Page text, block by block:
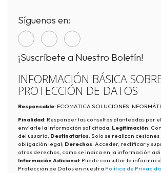
Síguenos en:
¡Suscríbete a Nuestro Boletín!
INFORMACIÓN BÁSICA
PROTECCIÓN DE DATOS
Responsable: ECOMATICA SOLUCIONES
Finalidad: Responder las consultas planteadas por
enviarle la información solicitada; Legitimación:
del usuario; Destinatarios: Solo se realizan cesiones
obligación legal; Derechos: Acceder, rectificar y
otros derechos, como se indica en la información
Información Adicional: Puede consultar la
Protección de Datos en nuestra Política de